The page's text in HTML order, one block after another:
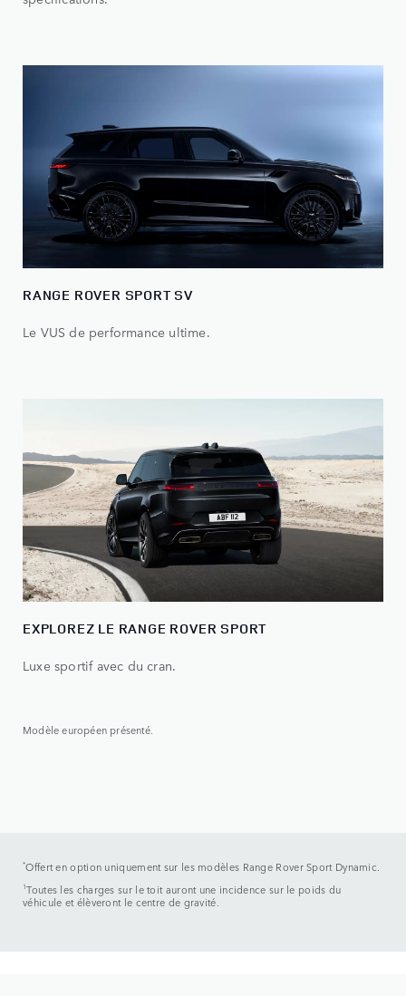
RANGE ROVER SPORT SV
Le VUS de performance ultime.
EXPLOREZ LE RANGE ROVER SPORT
Luxe sportif avec du cran.
Modèle européen présenté.
*Offert en option uniquement sur les modèles Range Rover Sport Dynamic.
1Toutes les charges sur le toit auront une incidence sur le poids du
véhicule et élèveront le centre de gravité.